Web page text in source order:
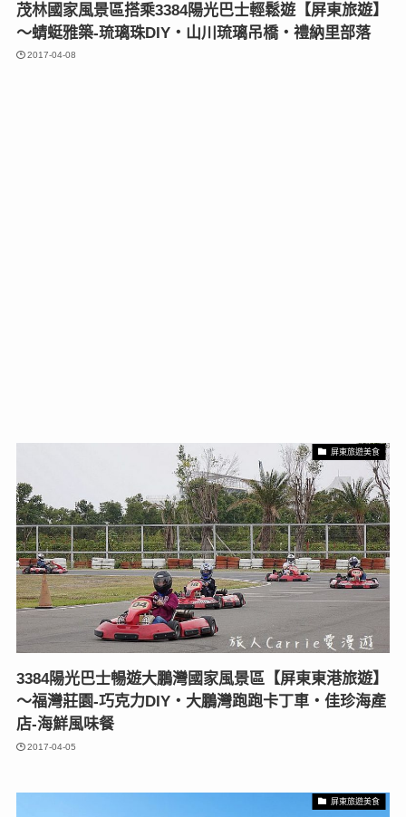
茂林國家風景區搭乘3384陽光巴士輕鬆遊【屏東旅遊】
～蜻蜓雅築-琉璃珠DIY‧山川琉璃吊橋‧禮納里部落
2017-04-08
屏東旅遊美食
3384陽光巴士暢遊大鵬灣國家風景區【屏東東港旅遊】
～福灣莊園-巧克力DIY‧大鵬灣跑跑卡丁車‧佳珍海產
店-海鮮風味餐
2017-04-05
屏東旅遊美食